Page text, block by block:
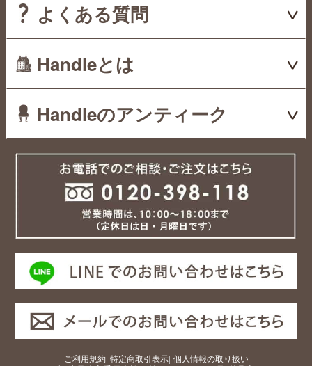
よくある質問
Handleとは
Handleのアンティーク
ご利用規約| 特定商取引表示| 個人情報の取り扱い